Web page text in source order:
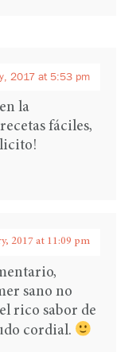
2017 at 5:53 pm
la
fáciles,
says:
2017 at 11:09 pm
sano no
rico sabor de
cordial.